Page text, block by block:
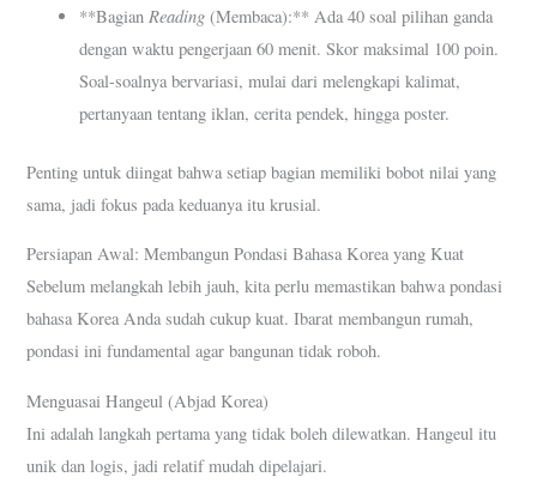
**BagianReading (Membaca):** Ada 40 soal pilihan ganda
dengan waktu pengerjaan 60 menit. Skor maksimal 100 poin.
Soal-soalnya bervariasi, mulai dari melengkapi kalimat,
pertanyaan tentang iklan, cerita pendek, hingga poster.
Penting untuk diingat bahwa setiap bagian memiliki bobot nilai yang
sama, jadi fokus pada keduanya itu krusial.
Persiapan Awal: Membangun Pondasi Bahasa Korea yang Kuat
Sebelum melangkah lebih jauh, kita perlu memastikan bahwa pondasi
bahasa Korea Anda sudah cukup kuat. Ibarat membangun rumah,
pondasi ini fundamental agar bangunan tidak roboh.
Menguasai Hangeul (Abjad Korea)
Ini adalah langkah pertama yang tidak boleh dilewatkan. Hangeul itu
unik dan logis, jadi relatif mudah dipelajari.